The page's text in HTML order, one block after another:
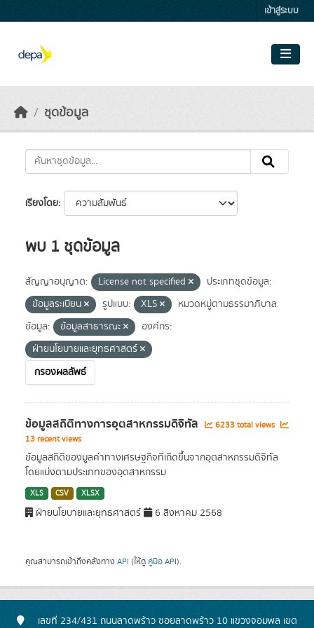
เข้าสู่ระบบ
ชุดข้อมูล
เรียงโดย
พบ 1 ชุดข้อมูล
สัญญาอนุญาต: License not specified
ประเภทชุดข้อมูล:
ข้อมูลระเบียน
รูปแบบ: XLS
หมวดหมู่ตามธรรมาภิบาล
ข้อมูล:
ข้อมูลสาธารณะ
องค์กร:
ฝ่ายนโยบายและยุทธศาสตร์
กรองผลลัพธ์
ข้อมูลสถิติทางการอุตสาหกรรมดิจิทัล
6233 total views
13 recent views
ข้อมูลสถิติของมูลค่าทางเศรษฐกิจที่เกิดขึ้นจากอุตสาหกรรมดิจิทัล
โดยแบ่งตามประเภทของอุตสาหกรรม
XLS CSV XLSX
ฝ่ายนโยบายและยุทธศาสตร์ 6 สิงหาคม 2568
คุณสามารถเข้าถึงคลังทาง API (ให้ดู คู่มือ API).
เลขที่ 234/431 ถนนลาดพร้าว ซอยลาดพร้าว 10 แขวงจอมพล เขต